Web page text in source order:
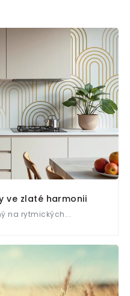
ve zlaté harmonii
na rytmických...